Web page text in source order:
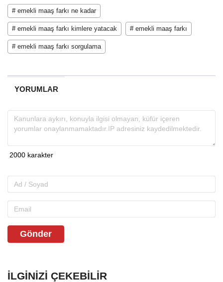
# emekli maaş farkı ne kadar
# emekli maaş farkı kimlere yatacak # emekli maaş farkı
# emekli maaş farkı sorgulama
YORUMLAR
Gönder
İLGINIZI ÇEKEBILIR